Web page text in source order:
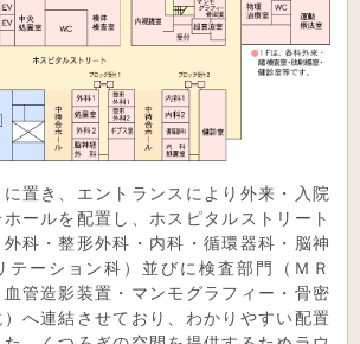
置き、エントランスにより外来・入院
ールを配置し、ホスピタルストリート
科・整形外科・内科・循環器科・脳神
テーション科）並びに検査部門（ＭＲ
血管造影装置・マンモグラフィー・骨密
へ連結させており、わかりやすい配置